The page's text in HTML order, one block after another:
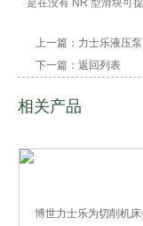
是在没有 NR 型滑块可
上一篇： 力士乐液压
下一篇： 返回列表
相关产品